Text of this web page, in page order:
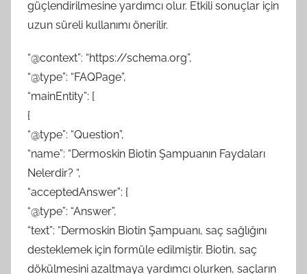
güçlendirilmesine yardımcı olur. Etkili sonuçlar için
uzun süreli kullanımı önerilir.
“@context”: “https://schema.org”,
“@type”: “FAQPage”,
“mainEntity”: [
{
“@type”: “Question”,
“name”: “Dermoskin Biotin Şampuanın Faydaları
Nelerdir? “,
“acceptedAnswer”: {
“@type”: “Answer”,
“text”: “Dermoskin Biotin Şampuanı, saç sağlığını
desteklemek için formüle edilmiştir. Biotin, saç
dökülmesini azaltmaya yardımcı olurken, saçların